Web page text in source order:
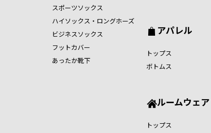
スポーツソックス
ハイソックス・ロングホーズ
ビジネスソックス
フットカバー
あったか靴下
アパレル
トップス
ボトムス
ルームウェ
トップス